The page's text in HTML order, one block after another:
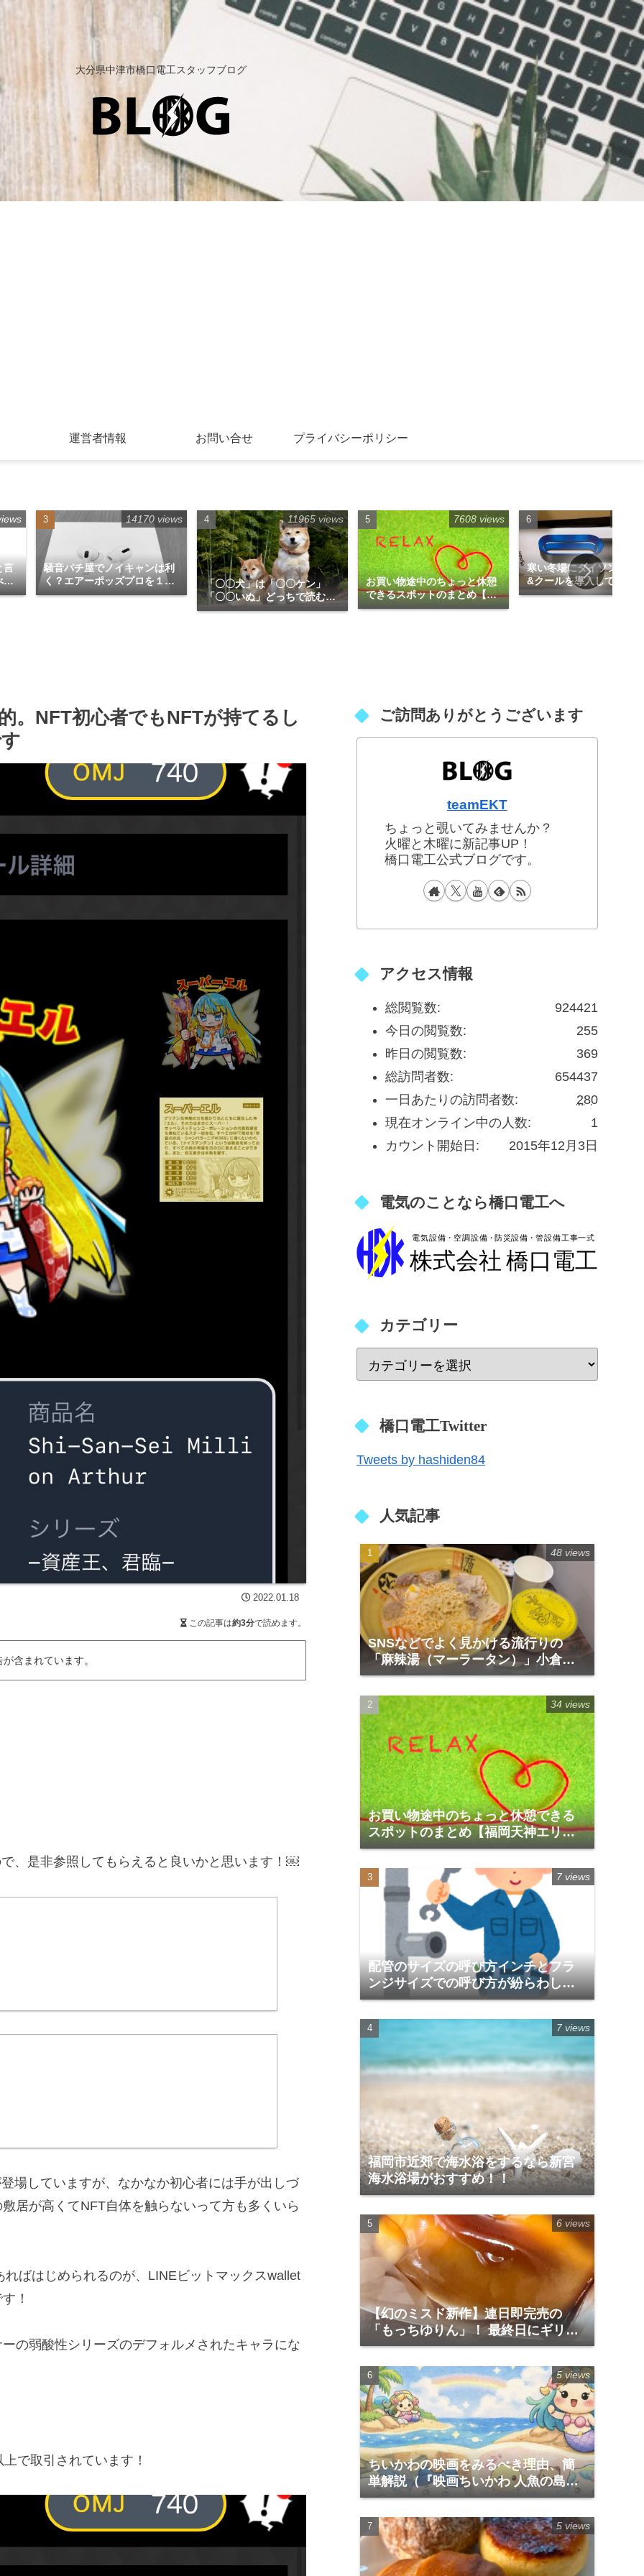
大分県中津市橋口電工スタッフブログ
運営者情報 お問い合せ プライバシーポリシー
言
て
騒音パチ屋でノイキャンは利
く？エアーポッズプロを１か
月使用してみての感想
14170 views
「〇〇犬」は「〇〇ケン」
「〇〇いぬ」どっちで読むの
が正解？
11965 views
お買い物途中のちょっと休憩
できるスポットのまとめ【福
岡博多エリア編】
7608 views
寒い冬場にダイソンのホ
&クールを導入してみまし
た！！
。NFT初心者でもNFTが持てるし
2022.01.18
この記事は約3分で読めます。
含まれています。
、是非参照してもらえると良いかと思います！￼
場していますが、なかなか初心者には手が出しづ
居が高くてNFT自体を触らないって方も多くいら
ばはじめられるのが、LINEビットマックスwallet
！
の弱酸性シリーズのデフォルメされたキャラにな
で取引されています！
ご訪問ありがとうございます
teamEKT
ちょっと覗いてみませんか？
火曜と木曜に新記事UP！
橋口電工公式ブログです。
アクセス情報
924421
総閲覧数:
255
今日の閲覧数:
369
昨日の閲覧数:
654437
総訪問者数:
280
一日あたりの訪問者数:
1
現在オンライン中の人数:
2015年12月3日
カウント開始日:
電気のことなら橋口電工へ
カテゴリー
橋口電工Twitter
Tweets by hashiden84
人気記事
SNSなどでよく見かける流行りの
「麻辣湯（マーラータン）」小倉の
リバーウォーク1階「福恩麻辣湯」
48 views
お買い物途中のちょっと休憩できる
スポットのまとめ【福岡天神エリア
編】
34 views
配管のサイズの呼び方インチとフラ
ンジサイズでの呼び方が紛らわしい
件
7 views
福岡市近郊で海水浴をするなら新宮
海水浴場がおすすめ！！
7 views
【幻のミスド新作】連日即完売の
「もっちゆりん」！ 最終日にギリギ
リ滑り込みゲットして食べてみた実
食レポ
6 views
ちいかわの映画をみるべき理由、簡
単解説（『映画ちいかわ 人魚の島の
ひみつ』）
5 views
5 views